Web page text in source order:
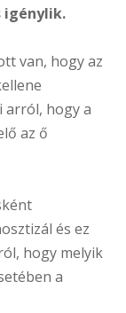
igénylik.
van, hogy az
arról, hogy a
az ő
és ez
hogy melyik
a